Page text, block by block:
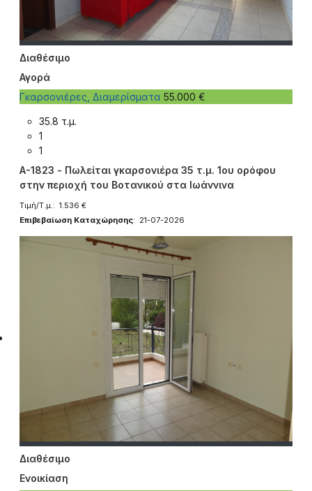
Διαθέσιμο
Αγορά
Γκαρσονιέρες, Διαμερίσματα 55.000 €
35.8 τ.μ.
1
1
A-1823 - Πωλείται γκαρσονιέρα 35 τ.μ. 1ου ορόφου
στην περιοχή του Βοτανικού στα Ιωάννινα
Τιμή/Τ.μ.: 1.536 €
Επιβεβαίωση Καταχώρησης: 21-07-2026
Διαθέσιμο
Ενοικίαση